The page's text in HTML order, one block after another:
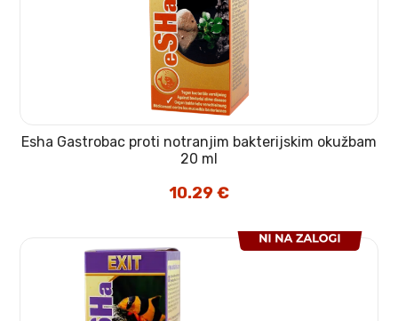
Esha Gastrobac proti notranjim bakterijskim okužbam
20 ml
10.29€